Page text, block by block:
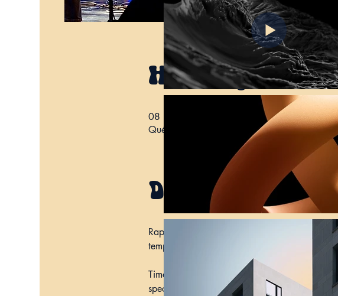
Heure et lieu
08 juin 2025, 15:00
Québec, 269 Bd René-Lévesque E, Québec,
Description
Rappelez-vous le « Flower Power », l'époque
temps jusqu'aux décennies 1960 et 1970
Time It Was présente une rétrospective des
spectacle hommage d'environ deux heures,